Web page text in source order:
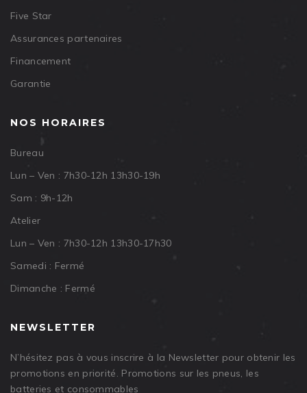
Five Star
Assurances partenaires
Financement
Garantie
NOS HORAIRES
Bureau
Lun – Ven : 7h30-12h 13h30-19h
Sam : 9h-12h
Atelier
Lun – Ven : 7h30-12h 13h30-17h30
Samedi : Fermé
Dimanche : Fermé
NEWSLETTER
N’hésitez pas à vous inscrire à la Newsletter pour obtenir les
promotions en priorité. Promotions sur les pneus, les
batteries et consommables